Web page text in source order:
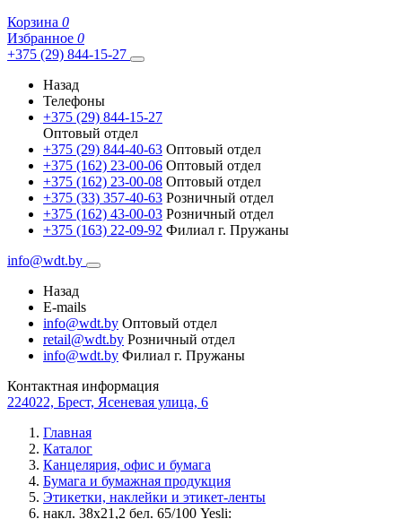
Корзина 0
Избранное 0
+375 (29) 844-15-27
Назад
Телефоны
+375 (29) 844-15-27
Оптовый отдел
+375 (29) 844-40-63 Оптовый отдел
+375 (162) 23-00-06 Оптовый отдел
+375 (162) 23-00-08 Оптовый отдел
+375 (33) 357-40-63 Розничный отдел
+375 (162) 43-00-03 Розничный отдел
+375 (163) 22-09-92 Филиал г. Пружаны
info@wdt.by
Назад
E-mails
info@wdt.by Оптовый отдел
retail@wdt.by Розничный отдел
info@wdt.by Филиал г. Пружаны
Контактная информация
224022, Брест, Ясеневая улица, 6
Главная
Каталог
Канцелярия, офис и бумага
Бумага и бумажная продукция
Этикетки, наклейки и этикет-ленты
накл. 38х21,2 бел. 65/100 Yesli: